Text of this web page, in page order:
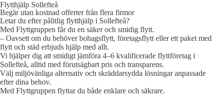
Flytthjälp Sollefteå
Begär utan kostnad offerter från flera firmor
Letar du efter pålitlig flytthjälp i Sollefteå?
Med Flyttgruppen får du en säker och smidig flytt.
– Oavsett om du behöver bohagsflytt, företagsflytt eller ett paket med
flytt och städ erbjuds hjälp med allt.
Vi hjälper dig att smidigt jämföra 4–6 kvalificerade flyttföretag i
Sollefteå, alltid med förutsägbart pris och transparens.
Välj miljövänliga alternativ och skräddarsydda lösningar anpassade
efter dina behov.
Med Flyttgruppen flyttar du både enklare och säkrare.